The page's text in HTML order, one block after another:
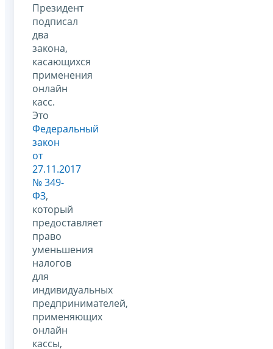
Президент
подписал
два
закона,
касающихся
применения
онлайн
касс.
Это
Федеральный
закон
от
27.11.2017
№ 349-
ФЗ,
который
предоставляет
право
уменьшения
налогов
для
индивидуальных
предпринимателей,
применяющих
онлайн
кассы,